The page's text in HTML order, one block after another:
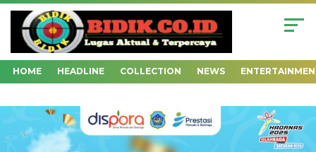
HOME HEADLINE COLLECTION NEWS